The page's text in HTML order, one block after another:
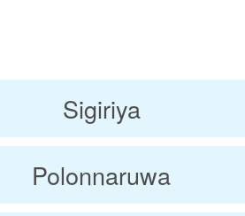
Sigiriya
Polonnaruwa